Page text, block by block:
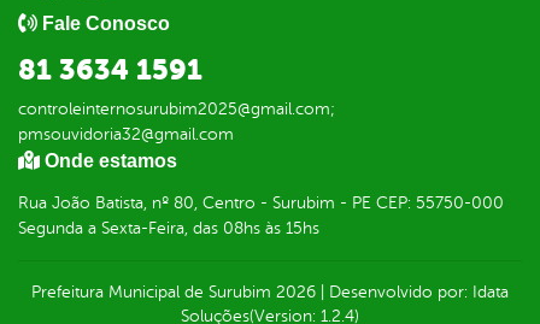
Fale Conosco
81 3634 1591
controleinternosurubim2025@gmail.com;
pmsouvidoria32@gmail.com
Onde estamos
Rua João Batista, nº 80, Centro - Surubim - PE CEP: 55750-000
Segunda a Sexta-Feira, das 08hs às 15hs
Prefeitura Municipal de Surubim 2026 Desenvolvido por: Idata
Soluções(Version: 1.2.4)